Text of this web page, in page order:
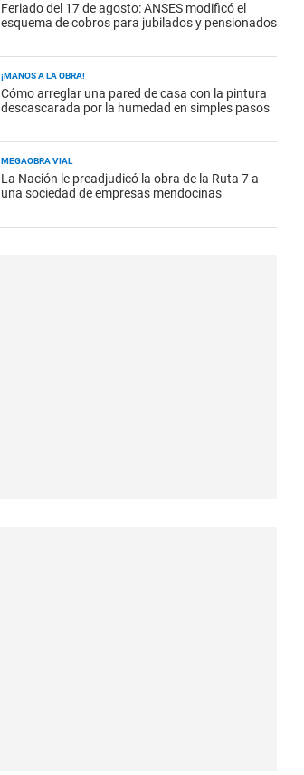
Feriado del 17 de agosto: ANSES modificó el
esquema de cobros para jubilados y pensionados
¡MANOS A LA OBRA!
Cómo arreglar una pared de casa con la pintura
descascarada por la humedad en simples pasos
MEGAOBRA VIAL
La Nación le preadjudicó la obra de la Ruta 7 a
una sociedad de empresas mendocinas